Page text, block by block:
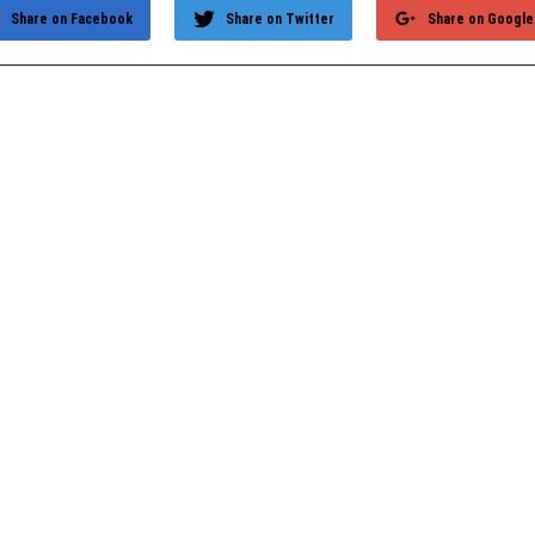
Share on
Share on Twitter
Share on Facebook